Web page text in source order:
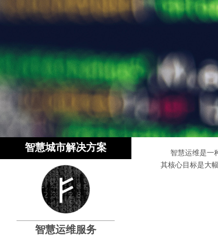
智慧城市解决方案
智慧运维服务
智慧运维是一
其核心目标是大